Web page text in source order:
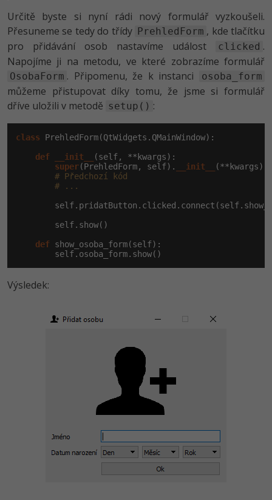
Určitě byste si nyní rádi nový formulář vyzkoušeli.
Přesuneme se tedy do třídy PrehledForm , kde tlačítku
pro přidávání osob nastavíme událost
clicked .
Napojíme ji na metodu, ve které zobrazíme formulář
OsobaForm . Připomenu, že k instanci osoba_form
můžeme přistupovat díky tomu, že jsme si formulář
dříve uložili v metodě setup() :
class PrehledForm(QtWidgets.QMainWindow):
def
__init__
(self, **kwargs):
super(PrehledForm, self). __init__
(**kwargs)
# Předchozí kód
# ...
        self.show()
def show_osoba_form(self):
        self.osoba_form.show()
Výsledek: